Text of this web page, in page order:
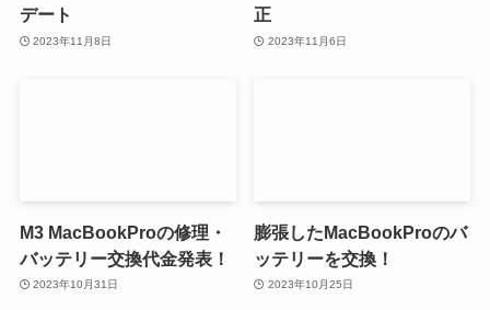
デート
2023年11月8日
正
2023年11月6日
M3 MacBookProの修理・
バッテリー交換代金発表！
2023年10月31日
膨張したMacBookProのバ
ッテリーを交換！
2023年10月25日